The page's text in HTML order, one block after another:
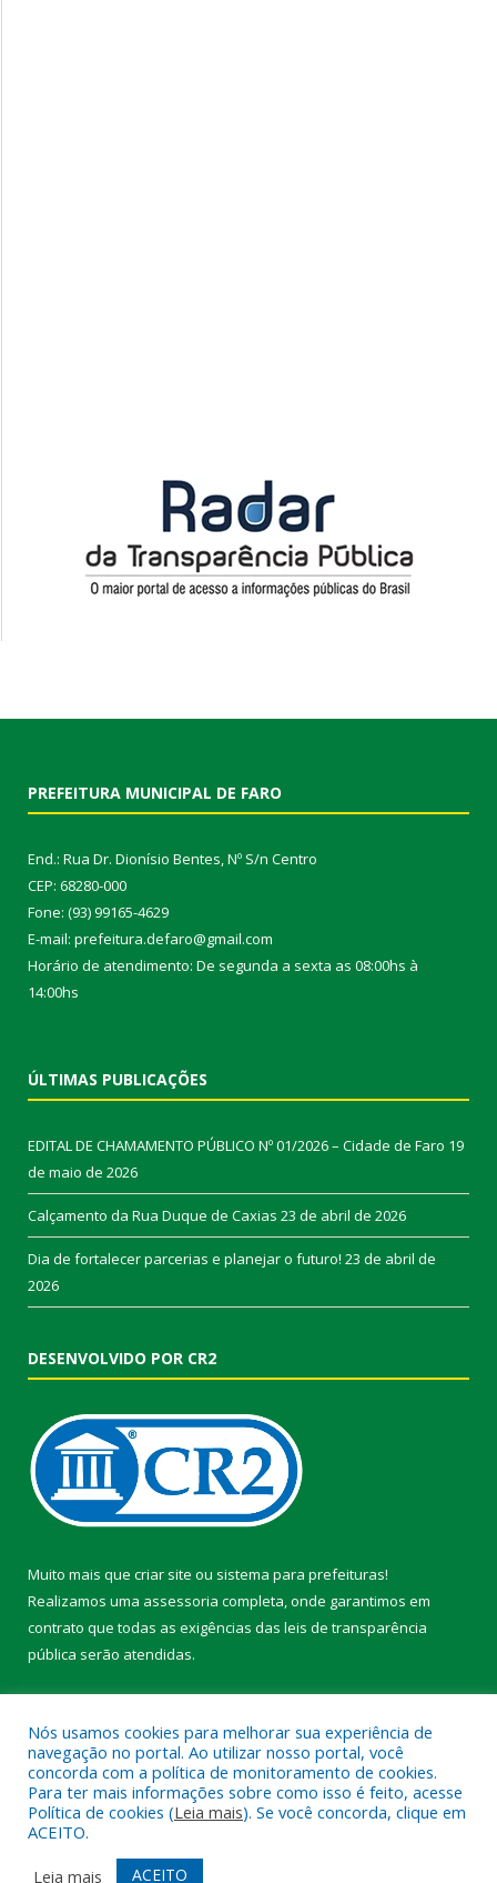
PREFEITURA MUNICIPAL DE FARO
End.: Rua Dr. Dionísio Bentes, Nº S/n Centro
CEP: 68280-000
Fone: (93) 99165-4629
E-mail: prefeitura.defaro@gmail.com
Horário de atendimento: De segunda a sexta as 08:00hs à
14:00hs
ÚLTIMAS PUBLICAÇÕES
EDITAL DE CHAMAMENTO PÚBLICO Nº 01/2026 – Cidade de Faro 19
de maio de 2026
Calçamento da Rua Duque de Caxias 23 de abril de 2026
Dia de fortalecer parcerias e planejar o futuro! 23 de abril de
2026
DESENVOLVIDO POR CR2
Muito mais que criar site ou sistema para prefeituras!
Realizamos uma assessoria completa, onde garantimos em
contrato que todas as exigências das leis de transparência
pública serão atendidas.
Todos os direitos reservados a Prefeitura Municipal de Faro.
Mapa do Site Acessar Área Administrativa
Nós usamos cookies para melhorar sua experiência de
navegação no portal. Ao utilizar nosso portal, você
concorda com a política de monitoramento de cookies.
Para ter mais informações sobre como isso é feito, acesse
Política de cookies (Leia mais). Se você concorda, clique em
ACEITO.
Leia mais
ACEITO